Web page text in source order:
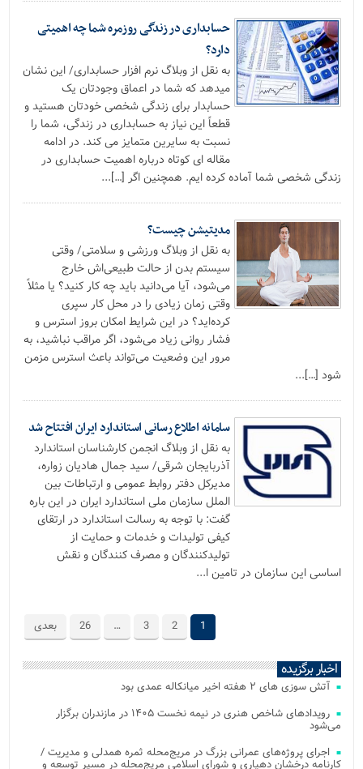
حسابداری در زندگی روزمره شما چه اهمیتی
دارد؟
به نقل از وبلاگ نرم افزار حسابداری/ این نشان
میدهد که شما در اعماق وجودتان یک
حسابدار برای زندگی شخصی خودتان هستید و
قطعاً این نیاز به حسابداری در زندگی، شما را
نسبت به سایرین متمایز می کند. در ادامه
مقاله ای کوتاه درباره اهمیت حسابداری در
زندگی شخصی شما آماده کرده ایم. همچنین اگر […]...
مدیتیشن چیست؟
به نقل از وبلاگ ورزشی و سلامتی/ وقتی
سیستم بدن از حالت طبیعی‌اش خارج
می‌شود، آیا می‌دانید باید چه کار کنید؟ یا مثلاً
وقتی زمان زیادی را در محل کار سپری
کرده‌اید؟ در این شرایط امکان بروز استرس و
فشار روانی زیاد می‌شود، اگر مراقب نباشید، به
مرور این وضعیت می‌تواند باعث استرس مزمن
شود […]...
سامانه اطلاع رسانی استاندارد ایران افتتاح شد
به نقل از وبلاگ انجمن کارشناسان استاندارد
آذربایجان شرقی/ سید جمال هادیان زواره،
مدیرکل دفتر روابط عمومی و ارتباطات بین
الملل سازمان ملی استاندارد ایران در این باره
گفت: با توجه به رسالت استاندارد در ارتقای
کیفی تولیدات و خدمات و حمایت از
تولیدکنندگان و مصرف کنندگان و نقش
اساسی این سازمان در تامین ا...
1
2
3
…
26 بعدی
اخبار برگزیده
آتش‌ سوزی‌ های ۲ هفته اخیر میانکاله عمدی بود
رویدادهای شاخص هنری در نیمه نخست ۱۴۰۵ در مازندران برگزار
می‌شود
اجرای پروژه‌های عمرانی بزرگ در مریج‌محله ثمره همدلی و مدیریت /
کارنامه درخشان دهیاری و شورای اسلامی مریج‌محله در مسیر توسعه و